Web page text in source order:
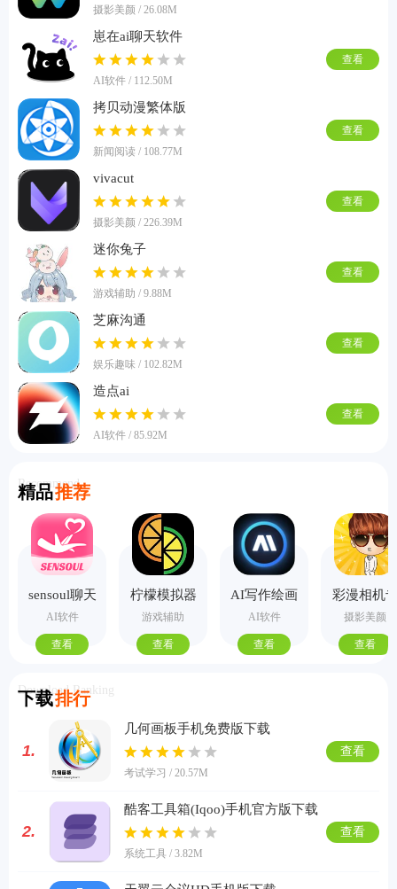
摄影美颜 / 26.08M
崽在ai聊天软件
AI软件 / 112.50M
查看
拷贝动漫繁体版
新闻阅读 / 108.77M
查看
vivacut
摄影美颜 / 226.39M
查看
迷你兔子
游戏辅助 / 9.88M
查看
芝麻沟通
娱乐趣味 / 102.82M
查看
造点ai
AI软件 / 85.92M
查看
精品推荐
Recommend
sensoul聊天
AI软件
查看
柠檬模拟器
手机版
游戏辅助
查看
AI写作绘画
视频PPT助
手
AI软件
查看
彩漫相机
业版
摄影美颜
查看
下载排行
Download Ranking
1.
几何画板手机免费版下载
考试学习 / 20.57M
查看
2.
酷客工具箱(Iqoo)手机官方版下载
系统工具 / 3.82M
查看